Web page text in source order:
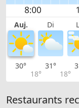
Auj. Di
30°
18°
31°
18°
Restaurants